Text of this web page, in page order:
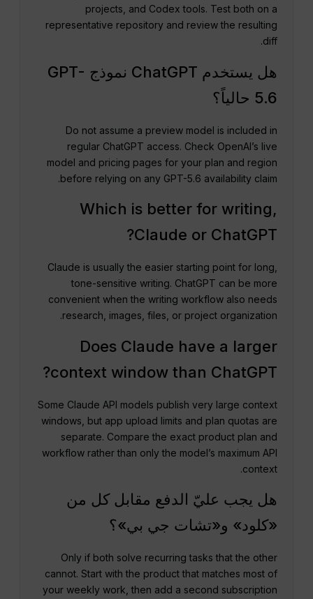
projects, and Codex tools. Test both on a
representative repository and review the resulting
diff.
هل يستخدم ChatGPT نموذج GPT-
5.6 حالياً؟
Do not assume a preview model is included in
regular ChatGPT access. Check OpenAI’s live
model and pricing pages for your plan and region
before relying on any GPT-5.6 availability claim.
Which is better for writing,
Claude or ChatGPT?
Claude is usually the easier starting point for long,
tone-sensitive writing. ChatGPT can be more
convenient when the writing workflow also needs
research, images, files, or project organization.
Does Claude have a larger
context window than ChatGPT?
Some Claude API models publish very large context
windows, but app upload limits and plan quotas are
separate. Compare the exact product plan and
workflow rather than only the model’s maximum API
context.
هل يجب عليّ الدفع مقابل كل من
«كلود» و«تشات جي بي»؟
Only if both solve recurring tasks that the other
cannot. Start with the product that matches most of
your weekly work, then add a second subscription